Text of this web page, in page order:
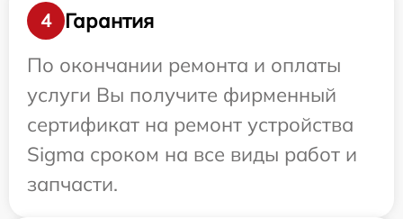
4
Гарантия
По окончании ремонта и оплаты
услуги Вы получите фирменный
сертификат на ремонт устройства
Sigma сроком на все виды работ и
запчасти.